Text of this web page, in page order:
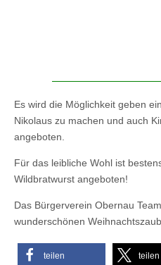
Es wird die Möglichkeit geben
Nikolaus zu machen und auch
angeboten.
Für das leibliche Wohl ist
Wildbratwurst angeboten!
Das Bürgerverein Obernau
wunderschönen
teilen teilen